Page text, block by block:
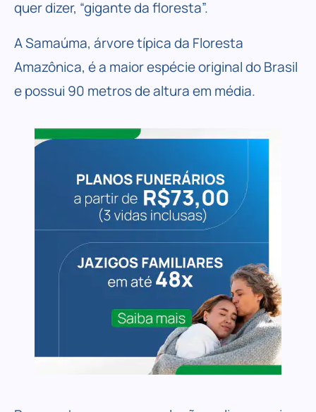
quer dizer, “gigante da floresta”.
A Samaúma, árvore típica da Floresta
Amazônica, é a maior espécie original do Brasil
e possui 90 metros de altura em média.